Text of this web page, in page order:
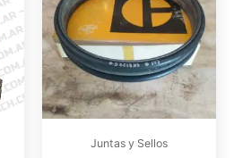
Juntas y Sellos